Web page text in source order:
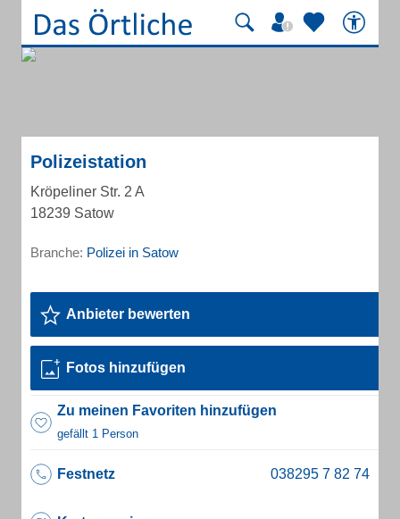
Polizeistation
Kröpeliner Str. 2 A
18239 Satow
Branche: Polizei in Satow
Anbieter bewerten
Fotos hinzufügen
Zu meinen Favoriten hinzufügen
gefällt 1 Person
Festnetz